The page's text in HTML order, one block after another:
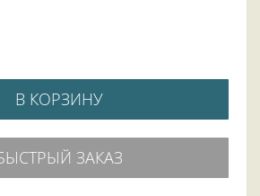
В КОРЗИНУ
ЗАКАЗ